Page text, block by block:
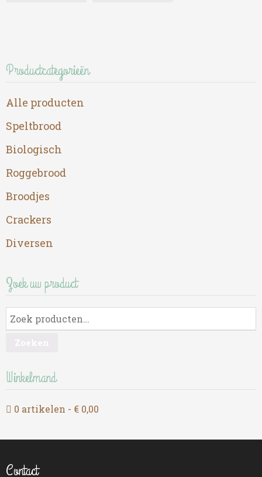
Productcategorieën
Alle producten
Speltbrood
Biologisch
Roggebrood
Broodjes
Crackers
Diversen
Zoek uw product
Winkelmand
0 artikelen € 0,00
Contact